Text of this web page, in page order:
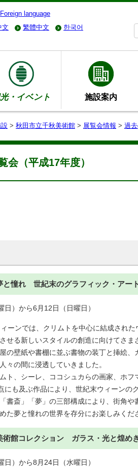
Foreign language
文 繁體中文 한국어
・イベント 施設案内
> 秋田市立千秋美術館 > 展覧会情報 > 過
会（平成17年度）
と憧れ 世紀末のグラフィック・アート
日）から6月12日（日曜日）
ーンでは、クリムトを中心に結成され
せる新しいスタイルの創造に向けてさ
の壁紙や書棚に並ぶ書物の装丁と挿絵
々の間に浸透していきました。
ト、シーレ、ココシュカらの画家、ホ
にも及ぶ作品により、世紀末ウィーンの
「書斎」「夢」の三部構成により、街角
た夢と憧れの世界を存分にお楽しみくだ
術館コレクション ガラス・光と煌め
日）から8月24日（水曜日）